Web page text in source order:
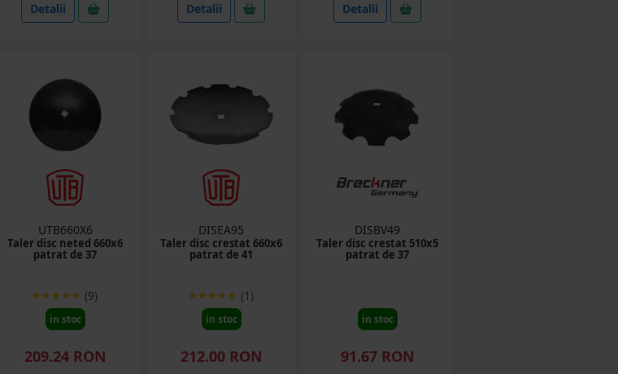
Detalii Detalii Detalii
UTB660X6
Taler disc neted 660x6
patrat de 37
(9)
in stoc
209.24 RON
DISEA95
Taler disc crestat 660x6
patrat de 41
(1)
in stoc
212.00 RON
DISBV49
Taler disc crestat 510x5
patrat de 37
in stoc
91.67 RON